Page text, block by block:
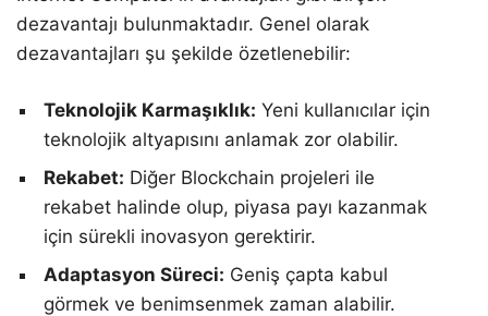
dezavantajı bulunmaktadır. Genel olarak
dezavantajları şu şekilde özetlenebilir:
Teknolojik Karmaşıklık: Yeni kullanıcılar için
teknolojik altyapısını anlamak zor olabilir.
Rekabet: Diğer Blockchain projeleri ile
rekabet halinde olup, piyasa payı kazanmak
için sürekli inovasyon gerektirir.
Adaptasyon Süreci: Geniş çapta kabul
görmek ve benimsenmek zaman alabilir.